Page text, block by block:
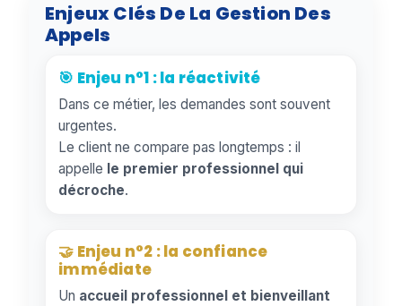
Enjeux Clés De La Gestion Des
Appels
🎯 Enjeu n°1 : la réactivité
Dans ce métier, les demandes sont souvent
urgentes.
Le client ne compare pas longtemps : il
appelle le premier professionnel qui
décroche.
🤝 Enjeu n°2 : la confiance
immédiate
Un accueil professionnel et bienveillant